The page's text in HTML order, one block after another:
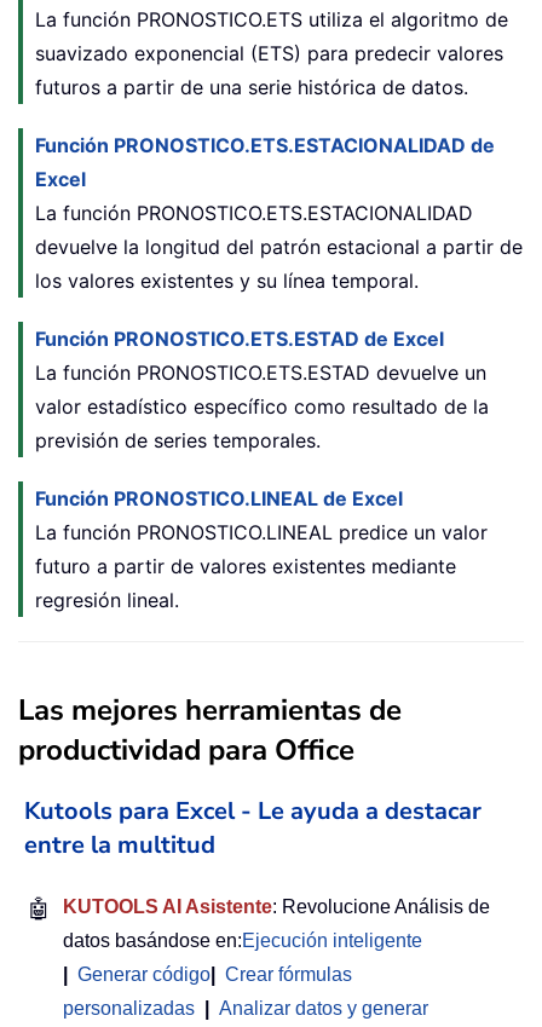
La función PRONOSTICO.ETS utiliza el algoritmo de
suavizado exponencial (ETS) para predecir valores
futuros a partir de una serie histórica de datos.
Función PRONOSTICO.ETS.ESTACIONALIDAD de
Excel
La función PRONOSTICO.ETS.ESTACIONALIDAD
devuelve la longitud del patrón estacional a partir de
los valores existentes y su línea temporal.
Función PRONOSTICO.ETS.ESTAD de Excel
La función PRONOSTICO.ETS.ESTAD devuelve un
valor estadístico específico como resultado de la
previsión de series temporales.
Función PRONOSTICO.LINEAL de Excel
La función PRONOSTICO.LINEAL predice un valor
futuro a partir de valores existentes mediante
regresión lineal.
Las mejores herramientas de
productividad para Office
Kutools para Excel - Le ayuda a destacar
entre la multitud
🤖 KUTOOLS AI Asistente: Revolucione Análisis de
datos basándose en:Ejecución inteligente
Generar código
Crear fórmulas
personalizadas
Analizar datos y generar